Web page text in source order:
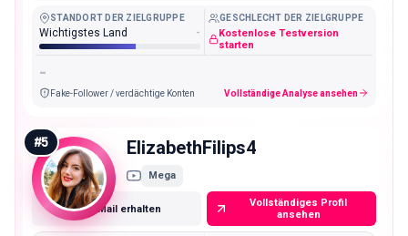
STANDORT DER ZIELGRUPPE
Wichtigstes Land -
GESCHLECHT DER ZIELGRUPPE
Kostenlose Testversion
starten
-
Fake-Follower / verdächtige Konten Vollständige Analyse ansehen
#5 ElizabethFilips4
Mega
E-Mail erhalten
Vollständiges Profil
ansehen